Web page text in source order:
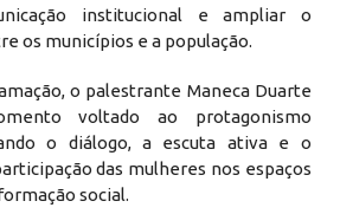
institucional e ampliar o
os municípios e a população.
o palestrante Maneca Duarte
voltado ao protagonismo
o diálogo, a escuta ativa e o
das mulheres nos espaços
social.